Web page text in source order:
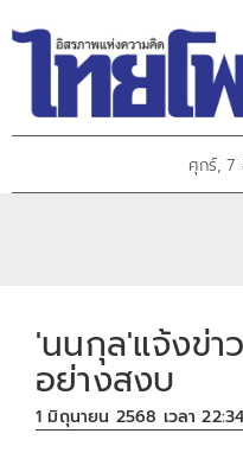
ศุกร์, 7
'นนกุล'แจ้งข่า
อย่างสงบ
1 มิถุนายน 2568 เวลา